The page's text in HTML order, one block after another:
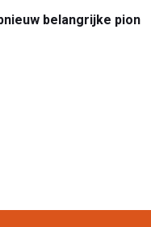
belangrijke pion